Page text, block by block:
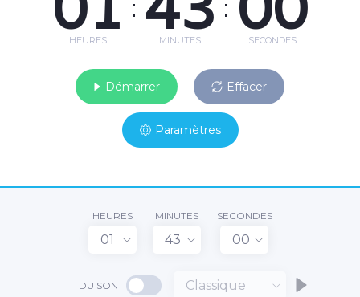
HEURES
:
MINUTES
:
SECONDES
Démarrer Effacer
Paramètres
HEURES
01
MINUTES
43
SECONDES
00
DU SON Classique